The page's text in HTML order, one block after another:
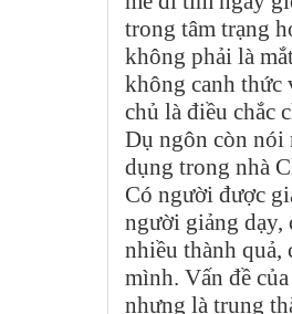
trong tâm trạng
không phải là
không canh thức
chủ là điều chắc
Dụ ngôn còn nói
dụng trong nhà
Có người được
người giảng dạy,
nhiều thành quả,
mình. Vấn đề
nhưng là trung